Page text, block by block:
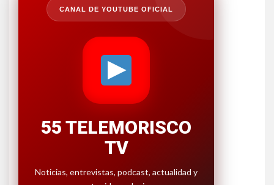
CANAL DE YOUTUBE OFICIAL
55 TELEMORISCO
TV
Noticias, entrevistas, podcast, actualidad y